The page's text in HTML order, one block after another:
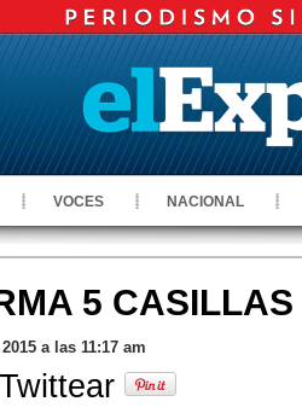
VOCES NACIONAL
5
a las 11:17 am
Twittear